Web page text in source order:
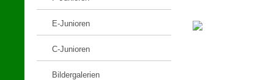
E-Junioren
C-Junioren
Bildergalerien